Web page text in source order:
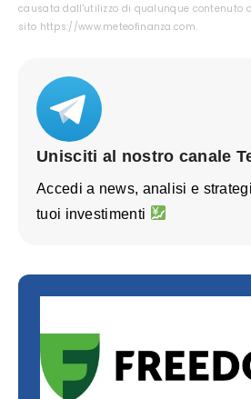
causata dall'utilizzo di qualunque contenuto
sito https://www.meteofinanza.com.
Unisciti al nostro canale
Accedi a news, analisi e
tuoi investimenti